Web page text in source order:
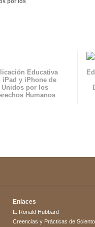
Educativa
iPad y iPhone de
Unidos por los
Humanos
Enlaces
L. Ronald Hubbard
Creencias y Prácticas de